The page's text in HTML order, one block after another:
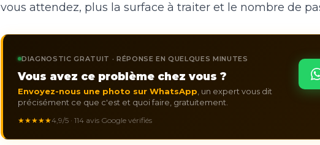
vous attendez, plus la surface à traiter et le nombre de
DIAGNOSTIC GRATUIT · RÉPONSE EN QUELQUES MINUTES
Vous avez ce problème chez vous ?
Envoyez-nous une photo sur WhatsApp , un expert vous dit
précisément ce que c'est et quoi faire, gratuitement.
★★★★★4,9/5 · 114 avis Google vérifiés